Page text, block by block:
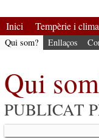
Inici Tempèrie i clima
Qui som? Enllaços
Qui
PUBLICAT